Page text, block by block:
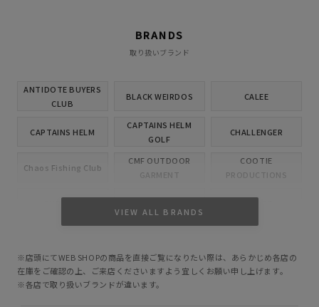
BRANDS
取り扱いブランド
ANTIDOTE BUYERS
CLUB
BLACK WEIRDOS CALEE
CAPTAINS HELM
CAPTAINS HELM
GOLF
CHALLENGER
Chaos Fishing Club
CMF OUTDOOR
GARMENT
COOTIE
PRODUCTIONS
INCOMPLETE
TOKYO
Little Yarmouth
M&M CUSTOM
VIEW ALL BRANDS
※店頭にてWEB SHOPの商品を直接ご覧になりたい際は、あらかじめ各店の
在庫をご確認の上、ご来店くださいますよう宜しくお願い申し上げます。
※各店で取り扱いブランドが違います。